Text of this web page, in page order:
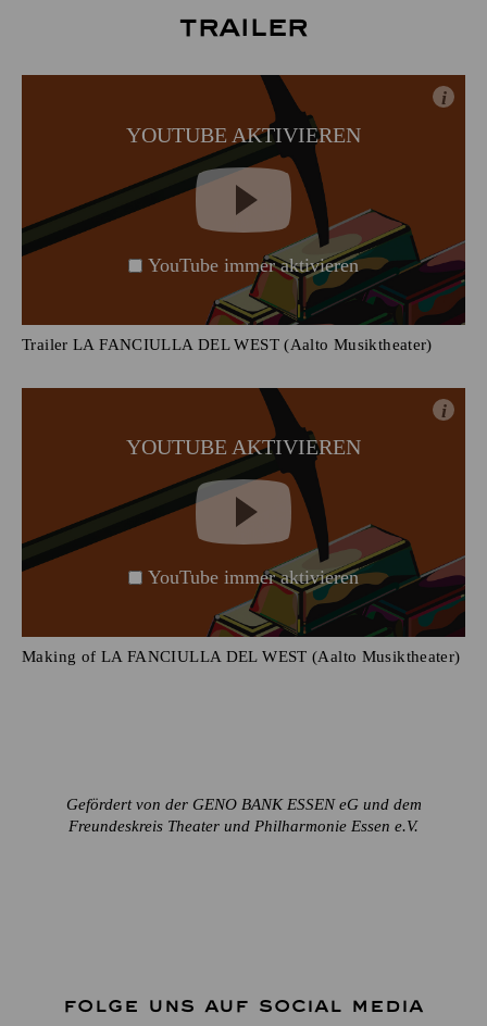
Trailer
YOUTUBE AKTIVIEREN
i
YouTube immer aktivieren
Trailer LA FANCIULLA DEL WEST (Aalto Musiktheater)
YOUTUBE AKTIVIEREN
i
YouTube immer aktivieren
Making of LA FANCIULLA DEL WEST (Aalto Musiktheater)
Gefördert von der GENO BANK ESSEN eG und dem
Freundeskreis Theater und Philharmonie Essen e.V.
FOLGE UNS AUF SOCIAL MEDIA